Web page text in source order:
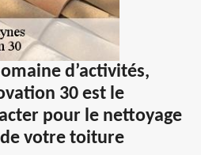
d’activités,
30 est le
pour le nettoyage
votre toiture